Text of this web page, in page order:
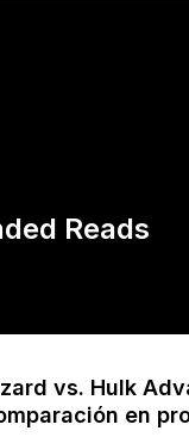
Reads
vs. Hulk
en